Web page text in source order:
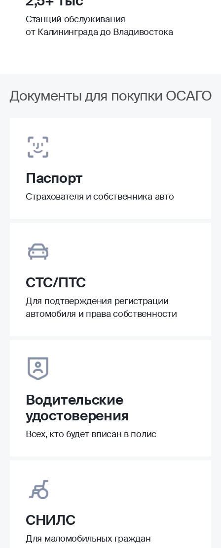
Станций обслуживания
от Калининграда до Владивостока
Документы для покупки ОСАГО
Паспорт
Страхователя и собственника авто
СТС/ПТС
Для подтверждения регистрации
автомобиля и права собственности
Водительские
удостоверения
Всех, кто будет вписан в полис
СНИЛС
Для маломобильных граждан